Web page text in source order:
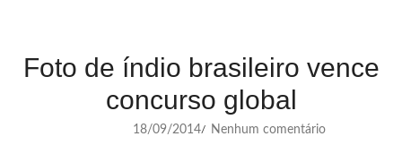
Foto de índio brasileiro vence
concurso global
18/09/2014/ Nenhum comentário